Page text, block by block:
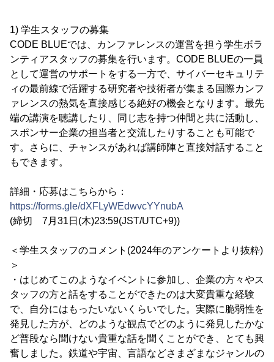
1) 学生スタッフの募集
CODE BLUEでは、カンファレンスの運営を担う学生ボラ
ンティアスタッフの募集を行います。CODE BLUEの一員
として運営のサポートをする一方で、サイバーセキュリテ
ィの最前線で活躍する研究者や技術者が集まる国際カンフ
ァレンスの熱気を直接感じる絶好の機会となります。最先
端の講演を聴講したり、同じ志を持つ仲間と共に活動し、
スポンサー企業の担当者と交流したりすることも可能で
す。さらに、チャンスがあれば講師陣と直接対話すること
もできます。
詳細・応募はこちらから：
https://forms.gle/dXFLyWEdwvcYYnubA
(締切 7月31日(木)23:59(JST/UTC+9))
＜学生スタッフのコメント(2024年のアンケートより抜粋)
＞
・はじめてこのようなイベントに参加し、企業の方々やス
タッフの方と話をすることができたのは大変貴重な経験
で、自分にはもったいないくらいでした。実際に脆弱性を
発見した方が、どのような観点でどのように発見したかな
ど普段なら聞けない貴重な話を聞くことができ、とても興
奮しました。鉄道や宇宙、言語などさまざまなジャンルの